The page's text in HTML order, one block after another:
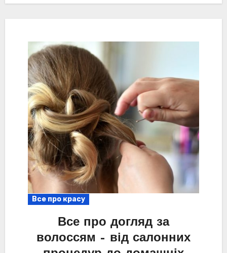
Все про красу
Все про догляд за
волоссям – від салонних